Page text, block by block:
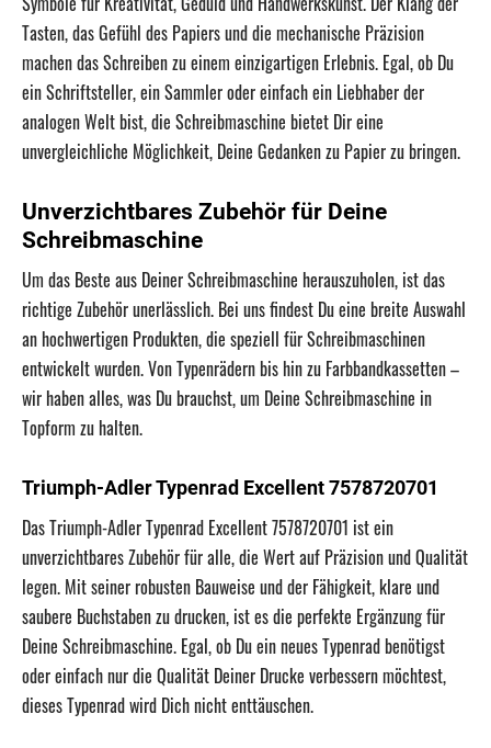
Tasten, das Gefühl des Papiers und die mechanische Präzision
machen das Schreiben zu einem einzigartigen Erlebnis. Egal, ob Du
ein Schriftsteller, ein Sammler oder einfach ein Liebhaber der
analogen Welt bist, die Schreibmaschine bietet Dir eine
unvergleichliche Möglichkeit, Deine Gedanken zu Papier zu bringen.
Unverzichtbares Zubehör für Deine
Schreibmaschine
Um das Beste aus Deiner Schreibmaschine herauszuholen, ist das
richtige Zubehör unerlässlich. Bei uns findest Du eine breite Auswahl
an hochwertigen Produkten, die speziell für Schreibmaschinen
entwickelt wurden. Von Typenrädern bis hin zu Farbbandkassetten –
wir haben alles, was Du brauchst, um Deine Schreibmaschine in
Topform zu halten.
Triumph-Adler Typenrad Excellent 7578720701
Das Triumph-Adler Typenrad Excellent 7578720701 ist ein
unverzichtbares Zubehör für alle, die Wert auf Präzision und Qualität
legen. Mit seiner robusten Bauweise und der Fähigkeit, klare und
saubere Buchstaben zu drucken, ist es die perfekte Ergänzung für
Deine Schreibmaschine. Egal, ob Du ein neues Typenrad benötigst
oder einfach nur die Qualität Deiner Drucke verbessern möchtest,
dieses Typenrad wird Dich nicht enttäuschen.